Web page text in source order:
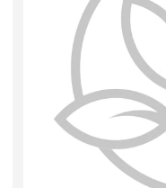
Изделия из металла
Сухоцветы